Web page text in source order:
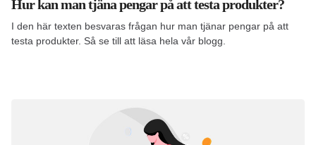
Hur kan man tjäna pengar på att testa produkter?
I den här texten besvaras frågan hur man tjänar pengar på att
testa produkter. Så se till att läsa hela vår blogg.